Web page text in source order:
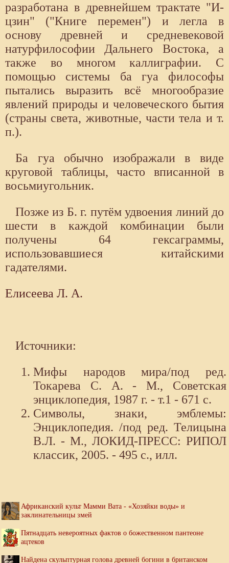
разработана в древнейшем трактате "И-
цзин" ("Книге перемен") и легла в
основу древней и средневековой
натурфилософии Дальнего Востока, а
также во многом каллиграфии. С
помощью системы ба гуа философы
пытались выразить всё многообразие
явлений природы и человеческого бытия
(страны света, животные, части тела и т.
п.).
Ба гуа обычно изображали в виде
круговой таблицы, часто вписанной в
восьмиугольник.
Позже из Б. г. путём удвоения линий до
шести в каждой комбинации были
получены 64 гексаграммы,
использовавшиеся китайскими
гадателями.
Елисеева Л. А.
Источники:
Мифы народов мира/под ред.
Токарева С. А. - М., Советская
энциклопедия, 1987 г. - т.1 - 671 с.
Символы, знаки, эмблемы:
Энциклопедия. /под ред. Телицына
В.Л. - М., ЛОКИД-ПРЕСС: РИПОЛ
классик, 2005. - 495 с., илл.
Африканский культ Мамми Вата - «Хозяйки воды» и
заклинательницы змей
Пятнадцать невероятных фактов о божественном пантеоне
ацтеков
Найдена скульптурная голова древней богини в британском